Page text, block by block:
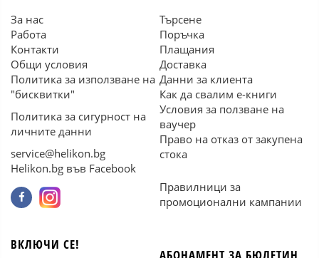
За нас
Работа
Контакти
Общи условия
Политика за използване на
"бисквитки"
Политика за сигурност на
личните данни
service@helikon.bg
Helikon.bg във Facebook
Търсене
Поръчка
Плащания
Доставка
Данни за клиента
Как да свалим е-книги
Условия за ползване на
ваучер
Право на отказ от закупена
стока
Правилници за
промоционални кампании
ВКЛЮЧИ СЕ!